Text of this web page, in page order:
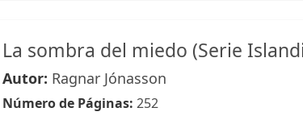
La sombra del miedo (Serie
Autor: Ragnar Jónasson
Número de Páginas: 252